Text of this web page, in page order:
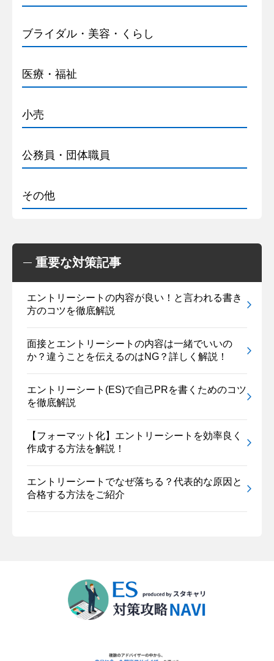
ブライダル・美容・くらし
医療・福祉
小売
公務員・団体職員
その他
重要な対策記事
エントリーシートの内容が良い！と言われる書き
方のコツを徹底解説
面接とエントリーシートの内容は一緒でいいの
か？違うことを伝えるのはNG？詳しく解説！
エントリーシート(ES)で自己PRを書くためのコツ
を徹底解説
【フォーマット化】エントリーシートを効率良く
作成する方法を解説！
エントリーシートでなぜ落ちる？代表的な原因と
合格する方法をご紹介